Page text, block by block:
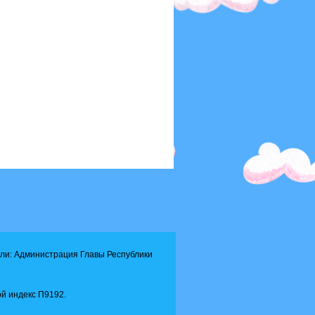
Администрация Главы Республики
индекс П9192.